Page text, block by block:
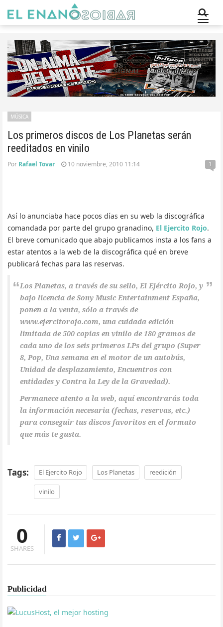
Los primeros discos de Los Planetas serán
reeditados en vinilo
MÚSICA
Por Rafael Tovar 10 noviembre, 2010 11:14 1
Así lo anunciaba hace pocos días en su web la discográfica
comandada por parte del grupo granadino, El Ejercito Rojo.
El breve comunicado que abajo publicamos insta a los fans a
estar atentos a la web de la discográfica qué en breve
publicará fechas para las reservas.
Los Planetas, a través de su sello, El Ejército Rojo, y
bajo licencia de Sony Music Entertainment España,
ponen a la venta, sólo a través de
www.ejercitorojo.com, una cuidada edición
limitada de 500 copias en vinilo de 180 gramos de
cada uno de los seis primeros LPs del grupo (Super
8, Pop, Una semana en el motor de un autobús,
Unidad de desplazamiento, Encuentros con
entidades y Contra la Ley de la Gravedad).
Permanece atento a la web, aquí encontrarás toda
la información necesaria (fechas, reservas, etc.)
para conseguir tus discos favoritos en el formato
que más te gusta.
Tags: El Ejercito Rojo Los Planetas reedición
vinilo
0
SHARES
Publicidad